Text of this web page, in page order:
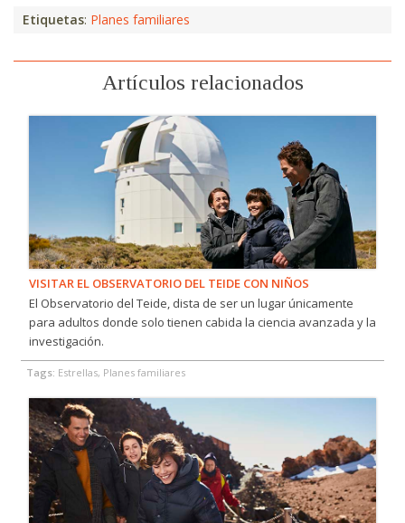
Etiquetas: Planes familiares
Artículos relacionados
VISITAR EL OBSERVATORIO DEL TEIDE CON NIÑOS
El Observatorio del Teide, dista de ser un lugar únicamente
para adultos donde solo tienen cabida la ciencia avanzada y la
investigación.
Tags: Estrellas, Planes familiares